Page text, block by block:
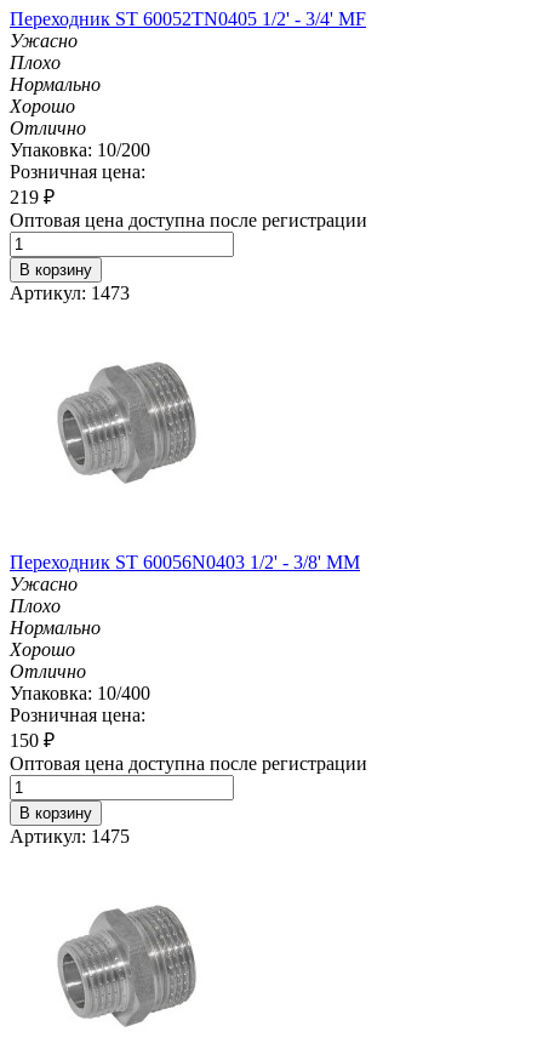
Переходник ST 60052TN0405 1/2' - 3/4' MF
Ужасно
Плохо
Нормально
Хорошо
Отлично
Упаковка: 10/200
Розничная цена:
219 ₽
Оптовая цена доступна после регистрации
В корзину
Артикул: 1473
Переходник ST 60056N0403 1/2' - 3/8' MM
Ужасно
Плохо
Нормально
Хорошо
Отлично
Упаковка: 10/400
Розничная цена:
150 ₽
Оптовая цена доступна после регистрации
В корзину
Артикул: 1475